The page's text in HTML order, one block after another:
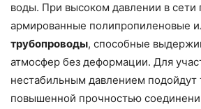
воды. При высоком давлении в сети
армированные полипропиленовые
трубопроводы, способные
атмосфер без деформации. Для
нестабильным давлением подойдут
повышенной прочностью